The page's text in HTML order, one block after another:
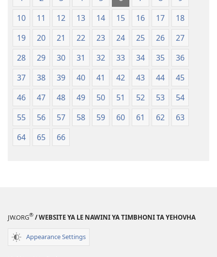
Misava
Leyintshwa
(Leyi
pfuxetiweke
2020)
Leyintshwa
(Leyi
pfuxetiweke
hi
2020)
10
11 12 13 14 15 16 17
18
19
20 21 22 23 24 25 26
27
28
29 30 31 32 33 34 35
36
37
38 39 40 41 42 43 44
45
46
47 48 49 50 51 52 53
54
55
56 57 58 59 60 61 62
63
64
65 66
JW.ORG® / WEBSITE YA LE NAWINI YA TIMBHONI TA YEHOVHA
Appearance Settings